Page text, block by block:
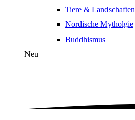
Tiere & Landschaften
Nordische Mytholgie
Buddhismus
Neu